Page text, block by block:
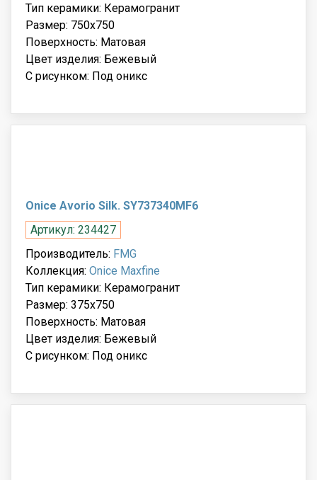
Тип керамики: Керамогранит
Размер: 750x750
Поверхность: Матовая
Цвет изделия: Бежевый
С рисунком: Под оникс
Onice Avorio Silk. SY737340MF6
Артикул: 234427
Производитель: FMG
Коллекция: Onice Maxfine
Тип керамики: Керамогранит
Размер: 375x750
Поверхность: Матовая
Цвет изделия: Бежевый
С рисунком: Под оникс